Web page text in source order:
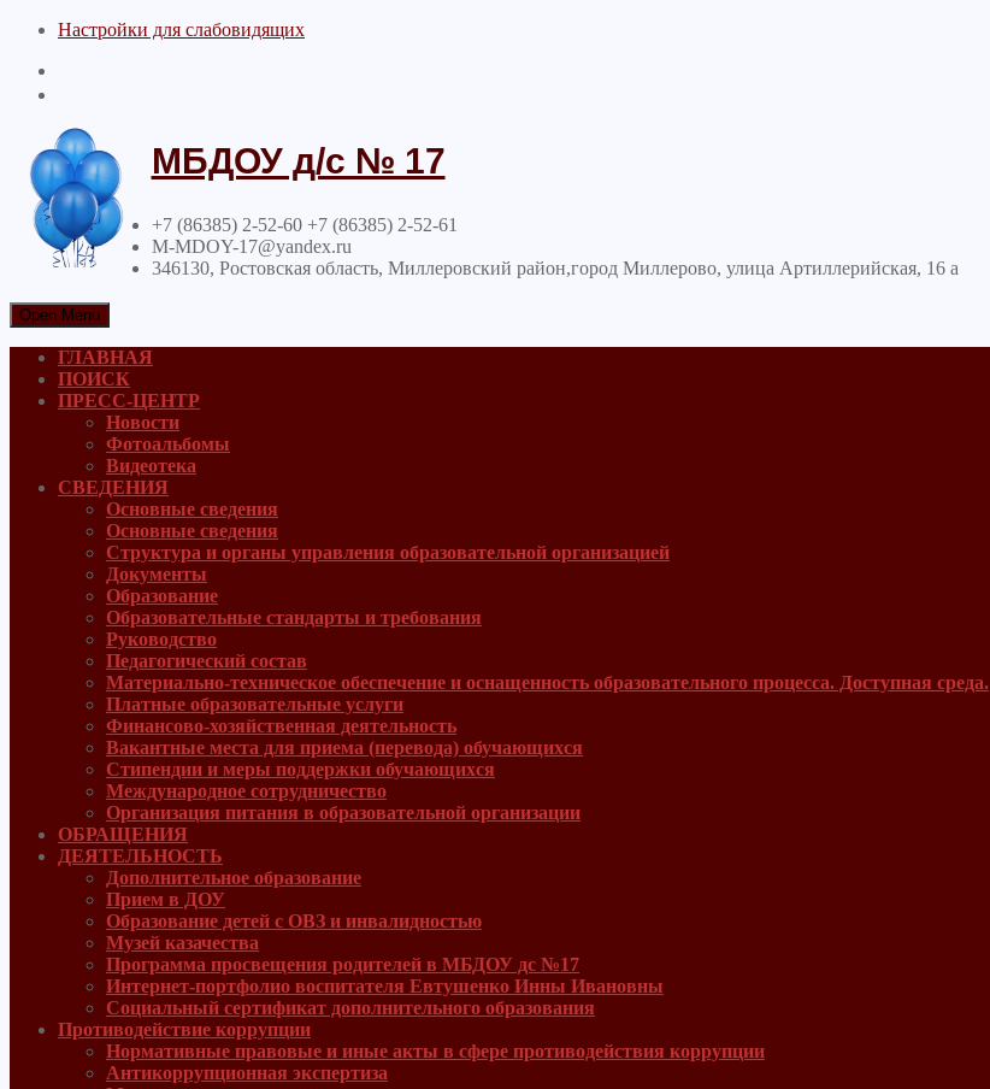
Настройки для cлабовидящих
МБДОУ д/с № 17
+7 (86385) 2-52-60 +7 (86385) 2-52-61
M-MDOY-17@yandex.ru
346130, Ростовская область, Миллеровский район,город Миллерово, улица Артиллерийская, 16 а
Open Menu
ГЛАВНАЯ
ПОИСК
ПРЕСС-ЦЕНТР
Новости
Фотоальбомы
Видеотека
СВЕДЕНИЯ
Основные сведения
Основные сведения
Структура и органы управления образовательной организацией
Документы
Образование
Образовательные стандарты и требования
Руководcтво
Педагогический состав
Материально-техническое обеспечение и оснащенность образовательного процесса. Доступная среда.
Платные образовательные услуги
Финансово-хозяйственная деятельность
Вакантные места для приема (перевода) обучающихся
Стипендии и меры поддержки обучающихся
Международное сотрудничество
Организация питания в образовательной организации
ОБРАЩЕНИЯ
ДЕЯТЕЛЬНОСТЬ
Дополнительное образование
Прием в ДОУ
Образование детей с ОВЗ и инвалидностью
Музей казачества
Программа просвещения родителей в МБДОУ дс №17
Интернет-портфолио воспитателя Евтушенко Инны Ивановны
Социальный сертификат дополнительного образования
Противодействие коррупции
Нормативные правовые и иные акты в сфере противодействия коррупции
Антикоррупционная экспертиза